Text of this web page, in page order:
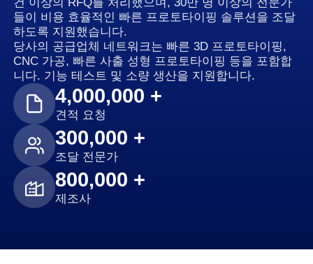
들이 비용 효율적인 빠른 프로토타이핑 솔루션을 조달
하도록 지원했습니다.
당사의 공급업체 네트워크는 빠른 3D 프로토타이핑,
CNC 가공, 빠른 사출 성형 프로토타이핑 등을 포함합
니다. 기능 테스트 및 소량 생산을 지원합니다.
4,000,000 +
견적 요청
300,000 +
조달 전문가
800,000 +
제조사